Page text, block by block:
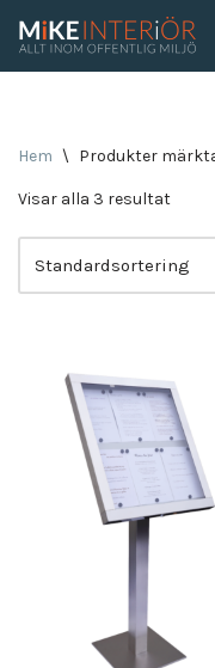
Hem \ Produkter
Visar alla 3 resultat